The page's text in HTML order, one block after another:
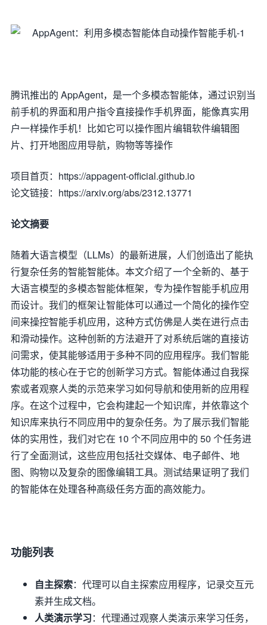
腾讯推出的 AppAgent，是一个多模态智能体，通过识别当
前手机的界面和用户指令直接操作手机界面，能像真实用
户一样操作手机！比如它可以操作图片编辑软件编辑图
片、打开地图应用导航，购物等等操作
项目首页：https://appagent-official.github.io
论文链接：https://arxiv.org/abs/2312.13771
论文摘要
随着大语言模型（LLMs）的最新进展，人们创造出了能执
行复杂任务的智能智能体。本文介绍了一个全新的、基于
大语言模型的多模态智能体框架，专为操作智能手机应用
而设计。我们的框架让智能体可以通过一个简化的操作空
间来操控智能手机应用，这种方式仿佛是人类在进行点击
和滑动操作。这种创新的方法避开了对系统后端的直接访
问需求，使其能够适用于多种不同的应用程序。我们智能
体功能的核心在于它的创新学习方式。智能体通过自我探
索或者观察人类的示范来学习如何导航和使用新的应用程
序。在这个过程中，它会构建起一个知识库，并依靠这个
知识库来执行不同应用中的复杂任务。为了展示我们智能
体的实用性，我们对它在 10 个不同应用中的 50 个任务进
行了全面测试，这些应用包括社交媒体、电子邮件、地
图、购物以及复杂的图像编辑工具。测试结果证明了我们
的智能体在处理各种高级任务方面的高效能力。
功能列表
自主探索：代理可以自主探索应用程序，记录交互元
素并生成文档。
人类演示学习：代理通过观察人类演示来学习任务，